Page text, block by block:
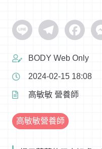
Line TelegramFacebook
BODY Web Only
2024-02-15 18:08
高敏敏 營養師
高敏敏營養師